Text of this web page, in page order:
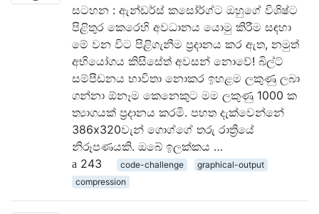
සටහන : ඇන්ඩර්ස් කසෝර්ග්ට ඔහුගේ විශිෂ්ට
පිළිතුර කෙරෙහි අවධානය යොමු කිරීම සඳහා
මේ වන විට පිළිගැනීම ප්‍රදානය කර ඇත, නමුත්
අභියෝගය කිසිසේත් අවසන් නොවේ! බිල්ට්
සම්පීඩනය භාවිතා නොකර ඉහළම ලකුණු ලබා
ගන්නා ඕනෑම කෙනෙකුට මම ලකුණු 1000 ක
ත්‍යාගයක් ප්‍රදානය කරමි. පහත දැක්වෙන්නේ
386x320වැන් ගොග්ගේ තරු රාත්‍රියේ
නිරූපණයකි. ඔබේ ඉලක්කය …
243
code-challenge
graphical-output
compression